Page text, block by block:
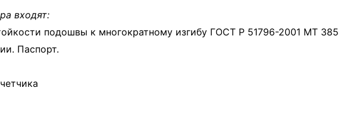
входят:
подошвы к многократному изгибу ГОСТ Р 51796-2001 МТ 385
Паспорт.